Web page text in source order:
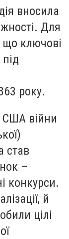
вносила
Для
що ключові
року.
США війни
став
–
конкурси.
й
цілі